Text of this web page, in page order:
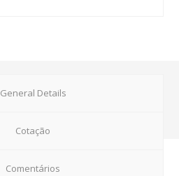
General Details
Cotação
Comentários